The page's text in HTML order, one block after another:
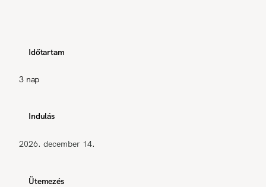
Időtartam
3 nap
Indulás
2026. december 14.
Ütemezés